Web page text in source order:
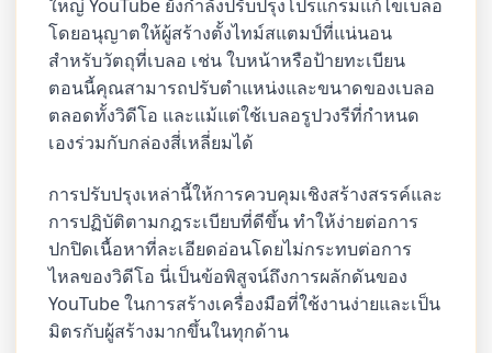
ใหญ่ YouTube ยังกำลังปรับปรุงโปรแกรมแก้ไขเบลอ
โดยอนุญาตให้ผู้สร้างตั้งไทม์สแตมป์ที่แน่นอน
สำหรับวัตถุที่เบลอ เช่น ใบหน้าหรือป้ายทะเบียน
ตอนนี้คุณสามารถปรับตำแหน่งและขนาดของเบลอ
ตลอดทั้งวิดีโอ และแม้แต่ใช้เบลอรูปวงรีที่กำหนด
เองร่วมกับกล่องสี่เหลี่ยมได้
การปรับปรุงเหล่านี้ให้การควบคุมเชิงสร้างสรรค์และ
การปฏิบัติตามกฎระเบียบที่ดีขึ้น ทำให้ง่ายต่อการ
ปกปิดเนื้อหาที่ละเอียดอ่อนโดยไม่กระทบต่อการ
ไหลของวิดีโอ นี่เป็นข้อพิสูจน์ถึงการผลักดันของ
YouTube ในการสร้างเครื่องมือที่ใช้งานง่ายและเป็น
มิตรกับผู้สร้างมากขึ้นในทุกด้าน